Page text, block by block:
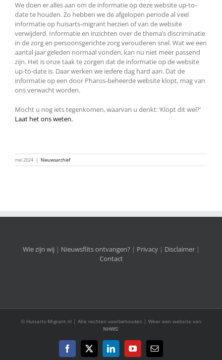
We doen er alles aan om de informatie op deze website up-to-
date te houden. Zo hebben we de afgelopen periode al veel
informatie op huisarts-migrant herzien of van de website
verwijderd. Informatie en inzichten over de thema’s discriminatie
in de zorg en persoonsgerichte zorg verouderen snel. Wat we een
aantal jaar geleden normaal vonden, kan nu niet meer passend
zijn. Het is onze taak te zorgen dat de informatie op de website
up-to-date is. Daar werken we iedere dag hard aan. Dat de
informatie op een door Pharos-beheerde website klopt, mag van
ons verwacht worden.
Mocht u nog iets tegenkomen, waarvan u denkt: ‘Klopt dit wel?’
Laat het ons weten.
mei 2024 | Nieuwsarchief
Wie zijn wij | Nieuwsflits ontvangen? | Privacy| Disclaimer|
Contact
© Huisarts-Migrant.nl | Alle rechten voorbehouden | Weer een website van
NHWS!
Facebook
X LinkedInYouTube
E-